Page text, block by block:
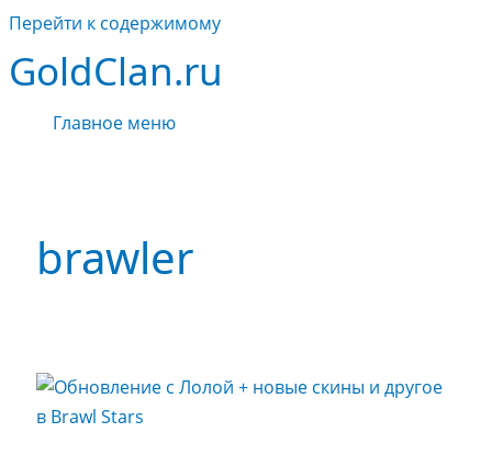
Перейти к содержимому
GoldClan.ru
Главное меню
brawler